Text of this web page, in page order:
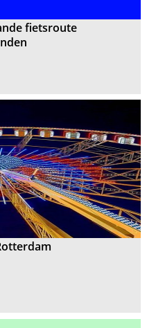
fietsroute